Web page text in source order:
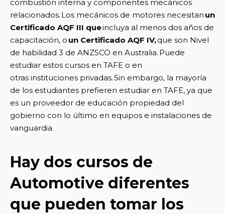
combustión interna y componentes mecánicos
relacionados. Los mecánicos de motores necesitan un
Certificado AQF III queincluya al menos dos años de
capacitación, o un Certificado AQF IV,que son Nivel
de habilidad 3 de ANZSCO en Australia. Puede
estudiar estos cursos en TAFE o en
otras instituciones privadas. Sin embargo, la mayoría
de los estudiantes prefieren estudiar en TAFE, ya que
es un proveedor de educación propiedad del
gobierno con lo último en equipos e instalaciones de
vanguardia.
Hay dos cursos de
Automotive diferentes
que pueden tomar los